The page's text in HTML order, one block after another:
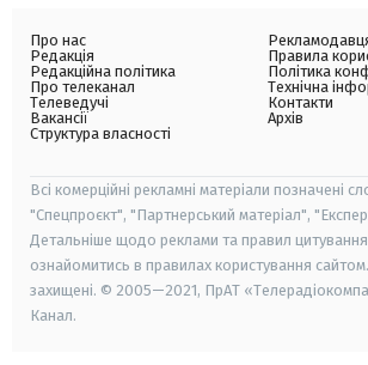
Про нас
Редакція
Редакційна політика
Про телеканал
Телеведучі
Вакансії
Структура власності
Правила
Політика
Технічна
Контакти
Архів
Всі комерційні рекламні матеріали позначені
"Спецпроєкт", "Партнерський матеріал",
Детальніше щодо реклами та правил
ознайомитись в правилах користування
захищені. © 2005—2021, ПрАТ
Канал.